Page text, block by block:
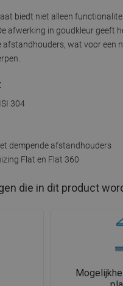
biedt niet alleen
afwerking in goudkleur geeft
wat voor een
304
dempende afstandhouders
Flat en Flat 360
die in dit product